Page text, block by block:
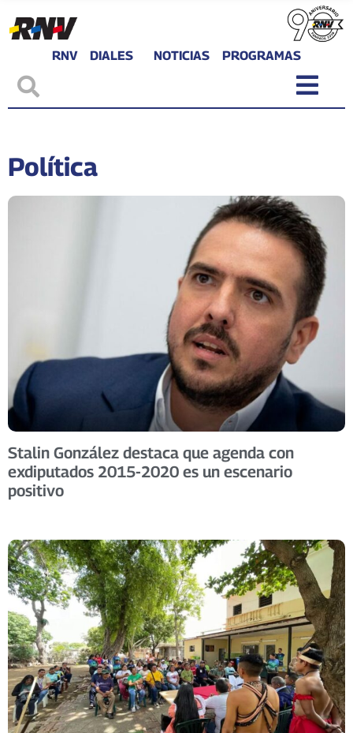
RNV DIALES NOTICIAS PROGRAMAS
Política
Stalin González destaca que agenda con
exdiputados 2015-2020 es un escenario
positivo